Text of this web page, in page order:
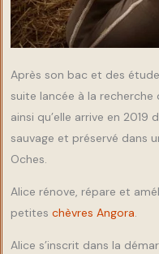
Après son bac et des
suite lancée à la recherche
ainsi qu’elle arrive en
sauvage et préservé dans
Oches.
Alice rénove, répare et
petites chèvres Angora.
Alice s’inscrit dans la